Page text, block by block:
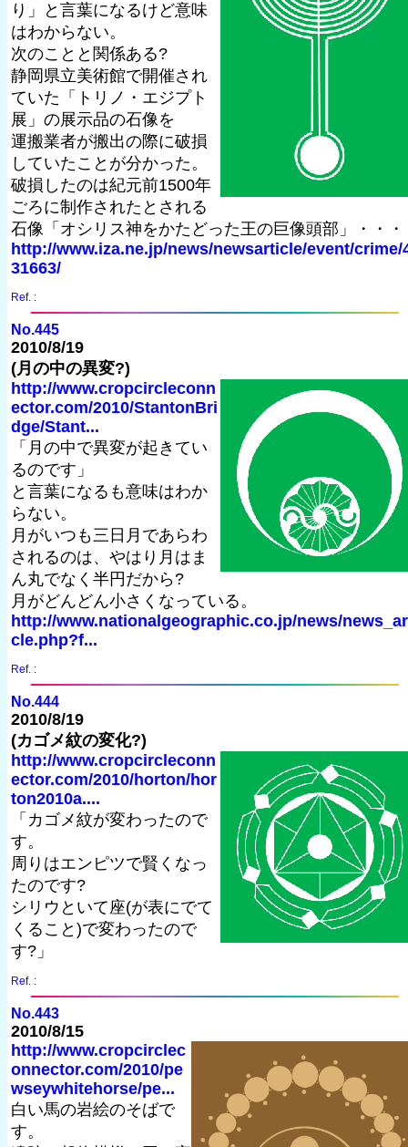
り」と言葉になるけど意味
はわからない。
次のことと関係ある?
静岡県立美術館で開催され
ていた「トリノ・エジプト
展」の展示品の石像を
運搬業者が搬出の際に破損
していたことが分かった。
破損したのは紀元前1500年
ごろに制作されたとされる
石像「オシリス神をかたどった王の巨像頭部」・・・
http://www.iza.ne.jp/news/newsarticle/event/crime/
31663/
Ref. :
No.445
2010/8/19
(月の中の異変?)
http://www.cropcircleconn
ector.com/2010/StantonBri
dge/Stant...
「月の中で異変が起きてい
るのです」
と言葉になるも意味はわか
らない。
月がいつも三日月であらわ
されるのは、やはり月はま
ん丸でなく半円だから?
月がどんどん小さくなっている。
http://www.nationalgeographic.co.jp/news/
cle.php?f...
Ref. :
No.444
2010/8/19
(カゴメ紋の変化?)
http://www.cropcircleconn
ector.com/2010/horton/hor
ton2010a....
「カゴメ紋が変わったので
す。
周りはエンピツで賢くなっ
たのです?
シリウといて座(が表にでて
くること)で変わったので
す?」
Ref. :
No.443
2010/8/15
http://www.cropcirclec
onnector.com/2010/pe
wseywhitehorse/pe...
白い馬の岩絵のそばで
す。